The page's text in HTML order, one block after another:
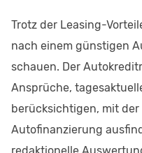
Trotz der Leasing-
nach einem günstigen
schauen. Der
Ansprüche,
berücksichtigen, mit
Autofinanzierung